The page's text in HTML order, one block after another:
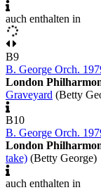
auch enthalten in
B9
B. George Orch.
London
Graveyard (Betty
B10
B. George Orch.
London
take) (Betty George)
auch enthalten in